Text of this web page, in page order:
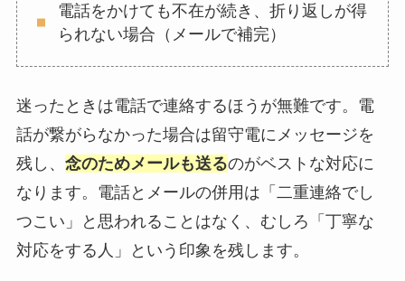
電話をかけても不在が続き、折り返しが得
られない場合（メールで補完）
迷ったときは電話で連絡するほうが無難です。電
話が繋がらなかった場合は留守電にメッセージを
残し、 念のためメールも送るのがベストな対応に
なります。電話とメールの併用は「二重連絡でし
つこい」と思われることはなく、むしろ「丁寧な
対応をする人」という印象を残します。